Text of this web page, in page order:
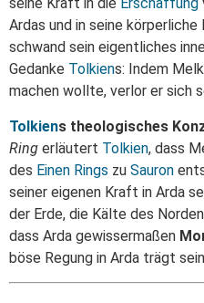
Ardas und in seine
schwand sein eigentliches
Gedanke Tolkiens: Indem
machen wollte, verlor er sich
Tolkiens theologisches
Ring erläutert Tolkien, dass
des Einen Rings zu Sauron
seiner eigenen Kraft in Arda
der Erde, die Kälte des
dass Arda gewissermaßen
böse Regung in Arda trägt